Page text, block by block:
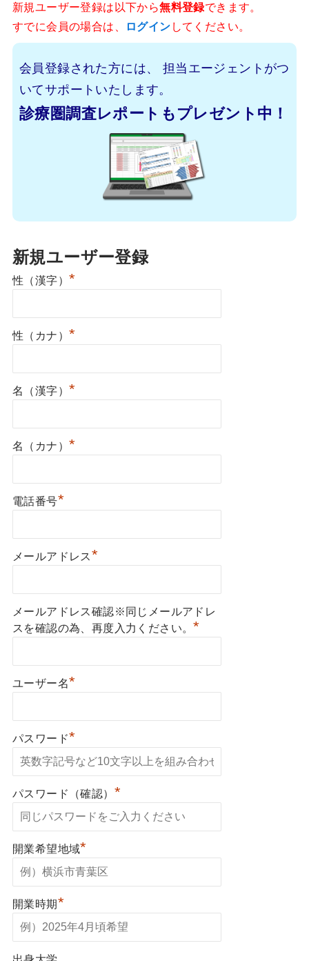
新規ユーザー登録は以下から無料登録できます。
すでに会員の場合は、
ログインしてください。
会員登録された方には、
担当エージェントがつ
いてサポートいたします。
診療圏調査レポートもプレゼント中！
新規ユーザー登録
性（漢字） *
性（カナ） *
名（漢字） *
名（カナ） *
電話番号*
メールアドレス*
メールアドレス確認※同じメールアドレ
スを確認の為、再度入力ください。*
ユーザー名*
パスワード*
パスワード（確認） *
開業希望地域*
開業時期*